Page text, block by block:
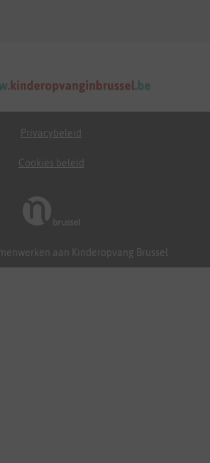
aan Kinderopvang Brussel
Privacybeleid
Cookies beleid